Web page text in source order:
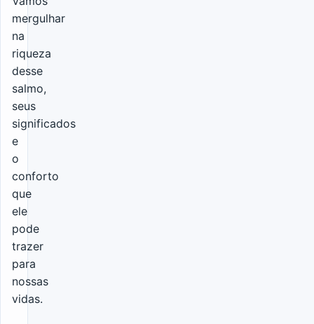
mergulhar
na
riqueza
desse
salmo,
seus
significados
e
o
conforto
que
ele
pode
trazer
para
nossas
vidas.